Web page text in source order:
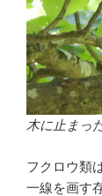
木に止まっ
フクロウ類
一線を画す